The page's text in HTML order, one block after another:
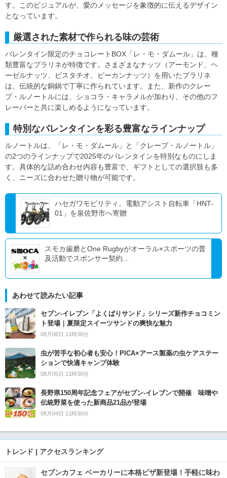
す。このビジュアルが、愛のメッセージを象徴的に伝えるデザイン
となっています。
厳選された素材で作られる味の芸術
バレンタイン限定のチョコレートBOX「レ・モ・ダムール」は、種
類豊富なプラリネが特徴です。さまざまなナッツ（アーモンド、ヘ
ーゼルナッツ、ピスタチオ、ピーカンナッツ）を用いたプラリネ
は、伝統的な銅鍋で丁寧に作られています。また、新作のクレー
プ・ルノートルには、ショコラ・キャラメルが加わり、その他のフ
レーバーと共に楽しめるようになっています。
特別なバレンタインを彩る豊富なラインナップ
ルノートルは、「レ・モ・ダムール」と「クレープ・ルノートル」
の2つのラインナップで2025年のバレンタインを特別なものにしま
す。具体的な詰め合わせ内容も豊富で、ギフトとしての選択肢も多
く、ニーズに合わせた贈り物が可能です。
ハセガワモビリティ、電動アシスト自転車「HNT-
01」を泉佐野市へ寄贈
スモカ歯磨とOne Rugbyがオーラル×スポーツの普
及活動でスポンサー契約...
あわせて読みたい記事
セブン‐イレブン「よくばりサンド」シリーズ新作チョコミン
ト登場｜夏限定スイーツサンドの爽快な魅力
08月06日 11時30分
虫が苦手な初心者も安心！PICA×アース製薬の虫ケアステー
ションで快適キャンプ体験
08月05日 11時30分
長野県150周年記念フェアがセブン-イレブンで開催 味噌や
伝統野菜を使った新商品21品が登場
08月04日 11時30分
トレンド | アクセスランキング
セブンカフェ ベーカリーに本格ピザ新登場！手軽に味わ